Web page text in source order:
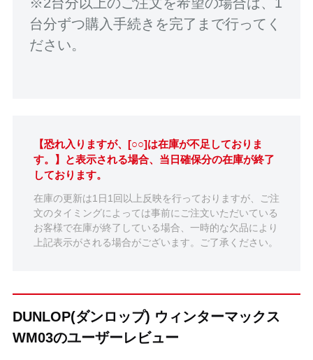
台分ずつ購入手続きを完了まで行ってく
ださい。
【恐れ入りますが、[○○]は在庫が不足しておりま
す。】と表示される場合、当日確保分の在庫が終了
しております。
在庫の更新は1日1回以上反映を行っておりますが、ご注
文のタイミングによっては事前にご注文いただいている
お客様で在庫が終了している場合、一時的な欠品により
上記表示がされる場合がございます。ご了承ください。
DUNLOP(ダンロップ) ウィンターマックス
WM03のユーザーレビュー